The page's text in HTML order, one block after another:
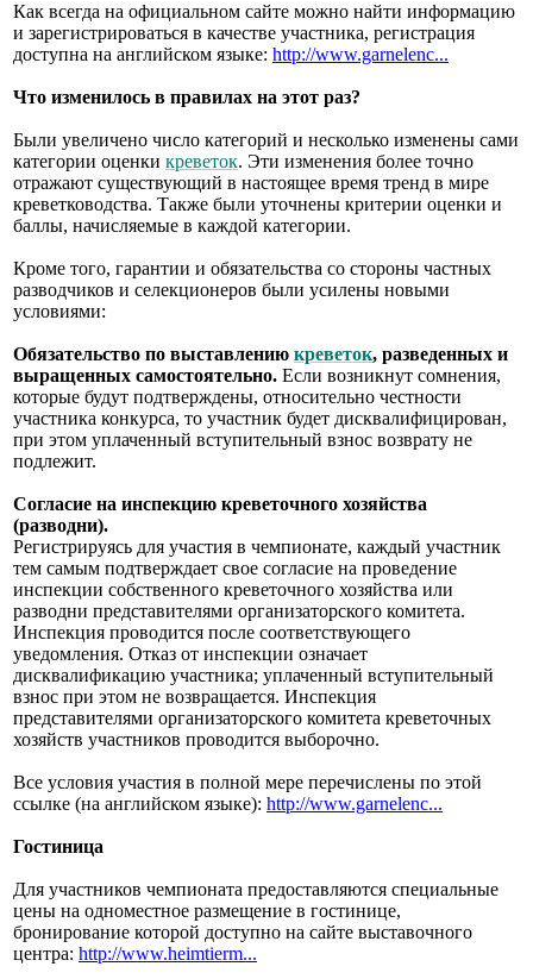
Как всегда на официальном сайте можно найти информацию
и зарегистрироваться в качестве участника, регистрация
доступна на английском языке: http://www.garnelenc...
Что изменилось в правилах на этот раз?
Были увеличено число категорий и несколько изменены сами
категории оценки креветок. Эти изменения более точно
отражают существующий в настоящее время тренд в мире
креветководства. Также были уточнены критерии оценки и
баллы, начисляемые в каждой категории.
Кроме того, гарантии и обязательства со стороны частных
разводчиков и селекционеров были усилены новыми
условиями:
Обязательство по выставлению креветок, разведенных и
выращенных самостоятельно. Если возникнут сомнения,
которые будут подтверждены, относительно честности
участника конкурса, то участник будет дисквалифицирован,
при этом уплаченный вступительный взнос возврату не
подлежит.
Согласие на инспекцию креветочного хозяйства
(разводни).
Регистрируясь для участия в чемпионате, каждый участник
тем самым подтверждает свое согласие на проведение
инспекции собственного креветочного хозяйства или
разводни представителями организаторского комитета.
Инспекция проводится после соответствующего
уведомления. Отказ от инспекции означает
дисквалификацию участника; уплаченный вступительный
взнос при этом не возвращается. Инспекция
представителями организаторского комитета креветочных
хозяйств участников проводится выборочно.
Все условия участия в полной мере перечислены по этой
ссылке (на английском языке): http://www.garnelenc...
Гостиница
Для участников чемпионата предоставляются специальные
цены на одноместное размещение в гостинице,
бронирование которой доступно на сайте выставочного
центра: http://www.heimtierm...